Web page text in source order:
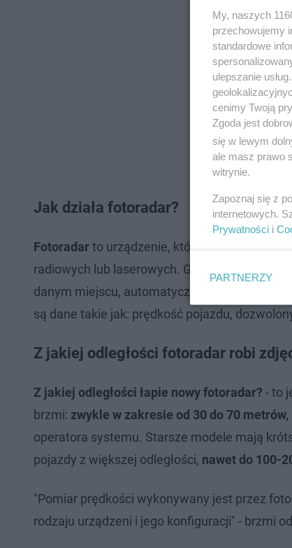
Jak działa fotoradar?
Fotoradar to urządzenie, które mierzy
radiowych lub laserowych. Gdy system
danym miejscu, automatycznie wykonuje
są dane takie jak: prędkość pojazdu,
Z jakiej odległości fotoradar robi
Z jakiej odległości łapie nowy fotoradar? - to
brzmi: zwykle w zakresie od 30 do 70 metrów,
operatora systemu. Starsze modele mają
pojazdy z większej odległości, nawet do 100-
"Pomiar prędkości wykonywany jest przez
rodzaju urządzeni i jego konfiguracji" - brzmi
My, naszych
przechowujemy
standardowe
ulepszanie
cenimy Twoją
Zgoda jest
się w lewym
ale masz prawo
witrynie.
Zapoznaj się z
internetowych.
Prywatności i
PARTNERZY